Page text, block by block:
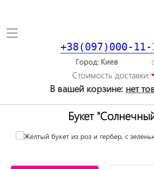
Toggle
+38(097)000-11-
Город
Стоимость доставки:
В вашей корзине: нет
Букет